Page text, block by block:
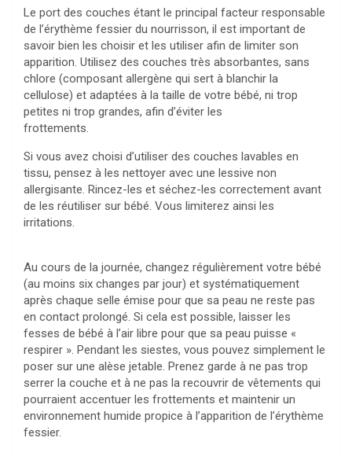
Le port des couches étant le principal facteur responsable
de l’érythème fessier du nourrisson, il est important de
savoir bien les choisir et les utiliser afin de limiter son
apparition. Utilisez des couches très absorbantes, sans
chlore (composant allergène qui sert à blanchir la
cellulose) et adaptées à la taille de votre bébé, ni trop
petites ni trop grandes, afin d’éviter les
frottements.
Si vous avez choisi d’utiliser des couches lavables en
tissu, pensez à les nettoyer avec une lessive non
allergisante. Rincez-les et séchez-les correctement avant
de les réutiliser sur bébé. Vous limiterez ainsi les
irritations.
Au cours de la journée, changez régulièrement votre bébé
(au moins six changes par jour) et systématiquement
après chaque selle émise pour que sa peau ne reste pas
en contact prolongé. Si cela est possible, laisser les
fesses de bébé à l’air libre pour que sa peau puisse «
respirer ». Pendant les siestes, vous pouvez simplement le
poser sur une alèse jetable. Prenez garde à ne pas trop
serrer la couche et à ne pas la recouvrir de vêtements qui
pourraient accentuer les frottements et maintenir un
environnement humide propice à l’apparition de l’érythème
fessier.